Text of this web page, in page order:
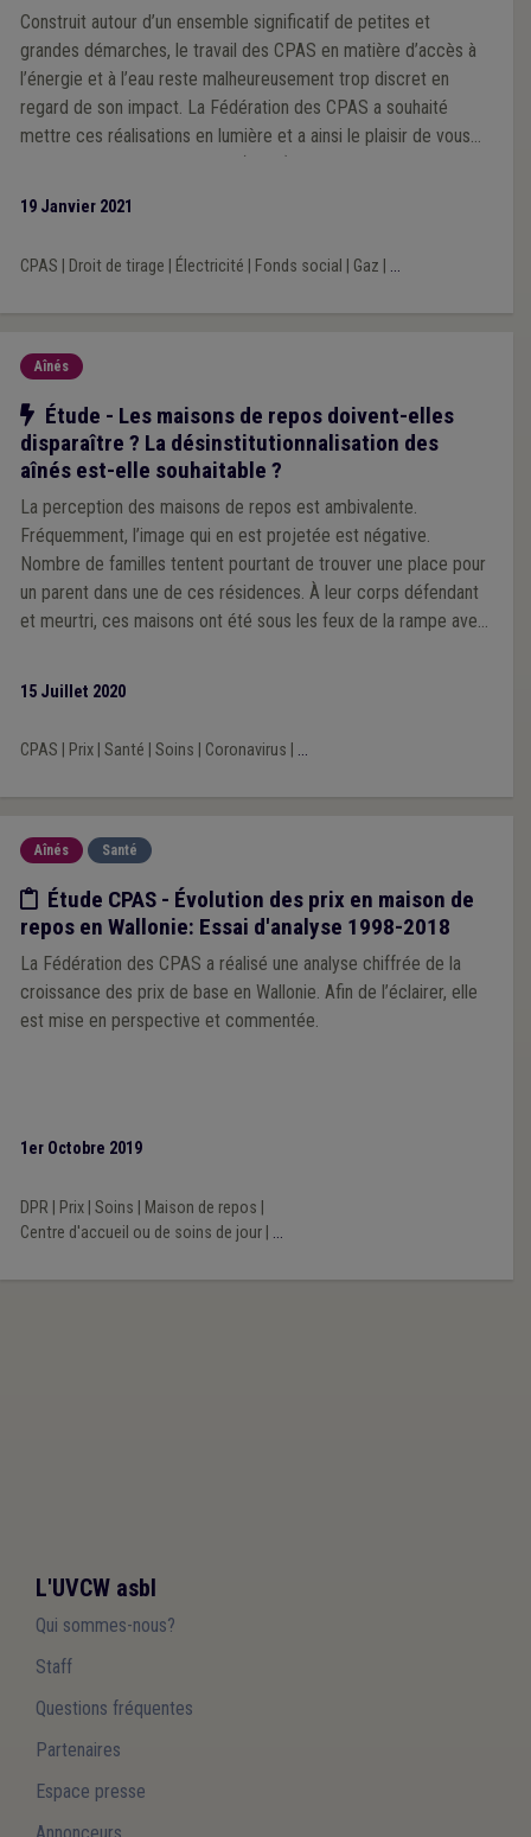
Construit autour d’un ensemble significatif de petites et
grandes démarches, le travail des CPAS en matière d’accès à
l’énergie et à l’eau reste malheureusement trop discret en
regard de son impact. La Fédération des CPAS a souhaité
mettre ces réalisations en lumière et a ainsi le plaisir de vous
19 Janvier 2021
CPAS Droit de tirage Électricité Fonds social Gaz ...
Aînés
Notre action
Étude - Les maisons de repos doivent-elles
disparaître ? La désinstitutionnalisation des
aînés est-elle souhaitable ?
La perception des maisons de repos est ambivalente.
Fréquemment, l’image qui en est projetée est négative.
Nombre de familles tentent pourtant de trouver une place pour
un parent dans une de ces résidences. À leur corps défendant
et meurtri, ces maisons ont été sous les feux de la rampe avec
15 Juillet 2020
CPAS Prix| Santé Soins Coronavirus ...
Aînés Santé
Etude/chiffres
Étude CPAS - Évolution des prix en maison de
repos en Wallonie: Essai d'analyse 1998-2018
La Fédération des CPAS a réalisé une analyse chiffrée de la
croissance des prix de base en Wallonie. Afin de l’éclairer, elle
est mise en perspective et commentée.
1er Octobre 2019
DPR Prix| Soins Maison de repos
Centre d'accueil ou de soins de jour| ...
L'UVCW asbl
Qui sommes-nous?
Staff
Questions fréquentes
Partenaires
Espace presse
Annonceurs